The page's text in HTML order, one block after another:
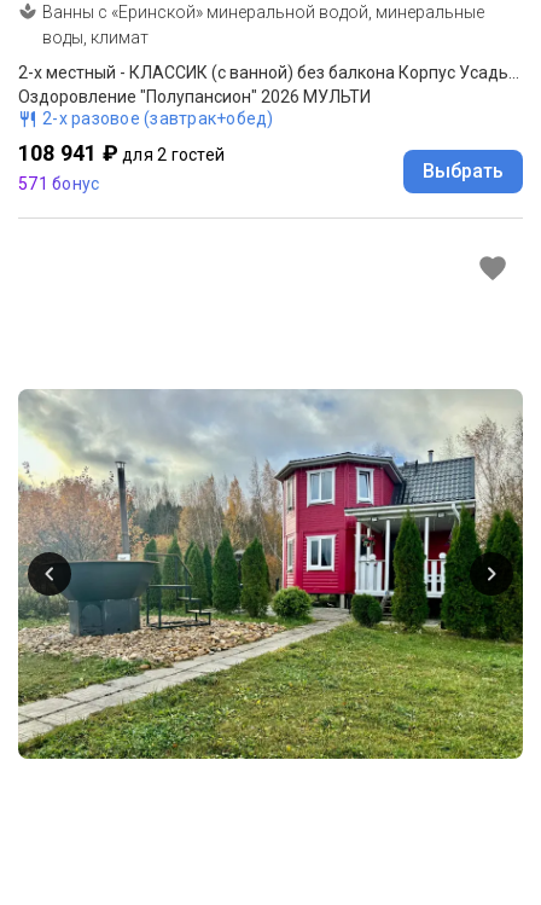
Ванны с «Еринской» минеральной водой, минеральные
воды, климат
Оздоровление "Полупансион" 2026 МУЛЬТИ
2-х разовое (завтрак+обед)
108 941 ₽ для 2 гостей
571 бонус
Выбрать